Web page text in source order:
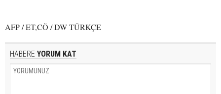
AFP / ET,CÖ / DW TÜRKÇE
HABERE YORUM KAT